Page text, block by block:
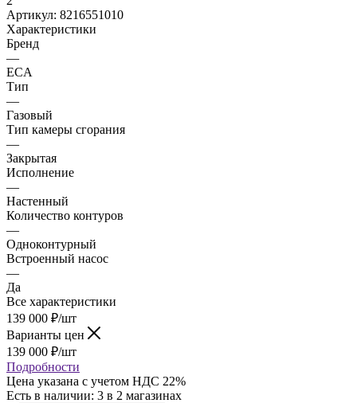
Артикул: 8216551010
Характеристики
Бренд
—
ECA
Тип
—
Газовый
Тип камеры сгорания
—
Закрытая
Исполнение
—
Настенный
Количество контуров
—
Одноконтурный
Встроенный насос
—
Да
Все характеристики
139 000 ₽/шт
Варианты цен
139 000 ₽/шт
Подробности
Цена указана с учетом НДС 22%
Есть в наличии: 3 в 2 магазинах